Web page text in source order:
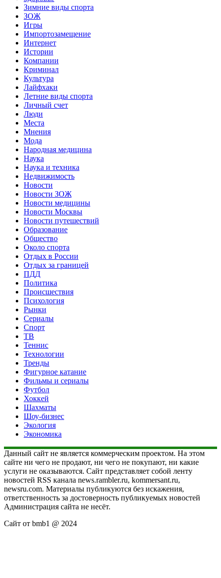
Зимние виды спорта
ЗОЖ
Игры
Импортозамещение
Интернет
Истории
Компании
Криминал
Культура
Лайфхаки
Летние виды спорта
Личный счет
Люди
Места
Мнения
Мода
Народная медицина
Наука
Наука и техника
Недвижимость
Новости
Новости ЗОЖ
Новости медицины
Новости Москвы
Новости путешествий
Образование
Общество
Около спорта
Отдых в России
Отдых за границей
ПДД
Политика
Происшествия
Психология
Рынки
Сериалы
Спорт
ТВ
Теннис
Технологии
Тренды
Фигурное катание
Фильмы и сериалы
Футбол
Хоккей
Шахматы
Шоу-бизнес
Экология
Экономика
Данный сайт не является коммерческим проектом. На этом
сайте ни чего не продают, ни чего не покупают, ни какие
услуги не оказываются. Сайт представляет собой ленту
новостей RSS канала news.rambler.ru, kommersant.ru,
newsru.com. Материалы публикуются без искажения,
ответственность за достоверность публикуемых новостей
Администрация сайта не несёт.
Сайт от bmb1 @ 2024